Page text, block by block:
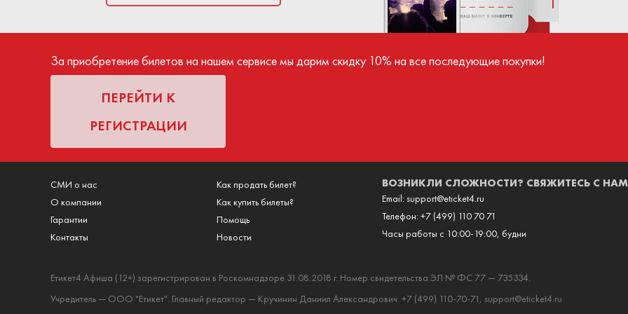
билета. Средства поступают продавцу только после успешного
За приобретение билетов на нашем сервисе мы дарим скидку 10% на все последующие покупки!
ПЕРЕЙТИ К
РЕГИСТРАЦИИ
СМИ о нас
О компании
Гарантии
Контакты
Как продать билет?
Как купить билеты?
Помощь
Новости
ВОЗНИКЛИ СЛОЖНОСТИ? СВЯЖИТЕСЬ С
Email:support@eticket4.ru
Телефон:+7 (499) 110 70 71
Часы работы с 10:00-19:00, будни
Етикет4 Афиша (12+) зарегистрирован в Роскомнадзоре 31.08.2018 г. Номер свидетельства ЭЛ № ФС 77 — 735334.
Учредитель — ООО "Етикет". Главный редактор — Кручинин Даниил Александрович. +7 (499) 110-70-71, support@eticket4.ru